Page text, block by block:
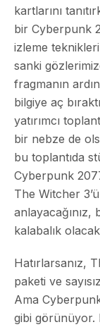
kartlarını
bir Cyberpunk
izleme
sanki
fragmanın
bilgiye aç
yatırımcı
bir nebze de
bu toplantıda
Cyberpunk
The Witcher 3’ü
kalabalık
Hatırlarsanız,
paketi ve
Ama
gibi görünüyor.